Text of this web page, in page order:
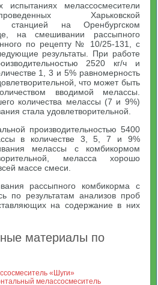
испытаниях мелассосмесители
Харьковской
станцией на Оренбургском
на смешивании рассыпного
по рецепту № 10/25-131, с
результаты. При работе
2520 кг/ч и
1, 3 и 5% равномерность
что может быть
вводимой мелассы.
количества мелассы (7 и 9%)
стала удовлетворительной.
производительностью 5400
в количестве 3, 5, 7 и 9%
мелассы с комбикормом
меласса хорошо
массе смеси.
рассыпного комбикорма с
по результатам анализов проб
на содержание в них
материалы по
«Шуги»
мелассосмеситель